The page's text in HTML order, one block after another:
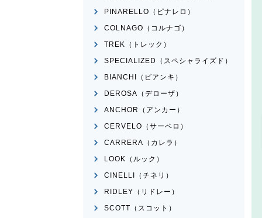
PINARELLO（ピナレロ）
COLNAGO（コルナゴ）
TREK（トレック）
SPECIALIZED（スペシャライズド）
BIANCHI（ビアンキ）
DEROSA（デローザ）
ANCHOR（アンカー）
CERVELO（サーベロ）
CARRERA（カレラ）
LOOK（ルック）
CINELLI（チネリ）
RIDLEY（リドレー）
SCOTT（スコット）